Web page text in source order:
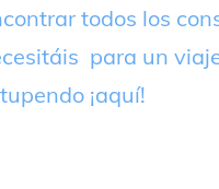
todos los
para un
¡aquí!